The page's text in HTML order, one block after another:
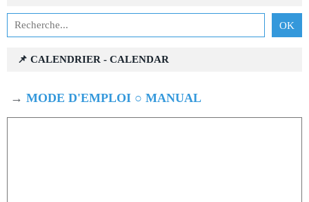
📌 CALENDRIER - CALENDAR
→ MODE D'EMPLOI ○ MANUAL